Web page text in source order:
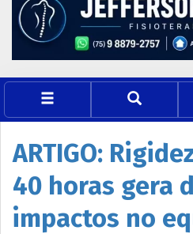
ARTIGO:
40 horas gera
impactos no